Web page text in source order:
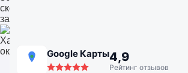
скорость и внимание к деталям. После
заметно теплее и тише. Отличная
Хабаровск
окна для квартиры
Google Карты4,9
Рейтинг отзывов